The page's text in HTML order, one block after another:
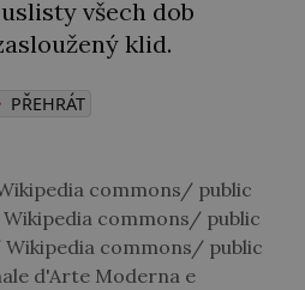
všech dob
klid.
PŘEHRÁT
commons/ public
commons/ public
commons/ public
d'Arte Moderna e